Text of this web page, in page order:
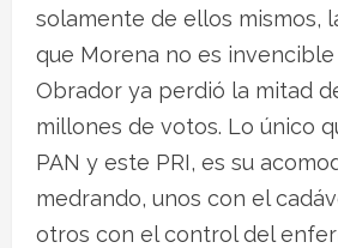
solamente de ellos mismos,
que Morena no es
Obrador ya perdió la mitad
millones de votos. Lo único
PAN y este PRI, es su
medrando, unos con el
otros con el control del